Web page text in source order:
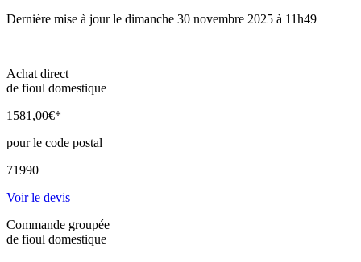
Dernière mise à jour le dimanche 30 novembre 2025 à 11h49
Achat direct
de fioul domestique
1581 ,00€*
pour le code postal
71990
Voir le devis
Commande groupée
de fioul domestique